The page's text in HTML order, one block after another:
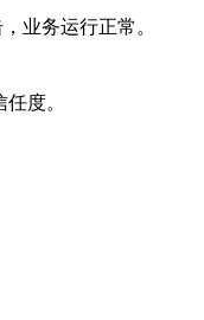
业务运行正常。
度。